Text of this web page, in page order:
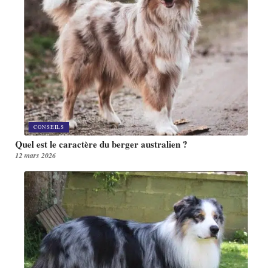
CONSEILS
Quel est le caractère du berger australien ?
12 mars 2026